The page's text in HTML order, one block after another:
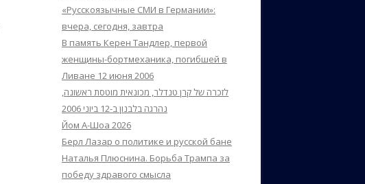
«Русскоязычные СМИ в Германии»:
вчера, сегодня, завтра
В память Керен Тандлер, первой
женщины-бортмеханика, погибшей в
Ливане 12 июня 2006
לזכרה של קרן טנדלר, מכונאית מוטסת ראשונה,
נהרגה בלבנון ב-12 ביוני 2006
Йом А-Шоа 2026
Берл Лазар о политике и русской бане
Наталья Плюснина. Борьба Трампа за
победу здравого смысла